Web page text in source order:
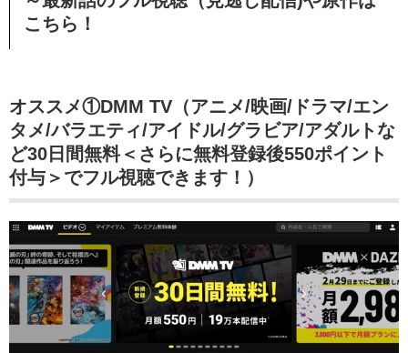
こちら！
オススメ①DMM TV（アニメ/映画/ドラマ/エン
タメ/バラエティ/アイドル/グラビア/アダルトな
ど30日間無料＜さらに無料登録後550ポイント
付与＞でフル視聴できます！）